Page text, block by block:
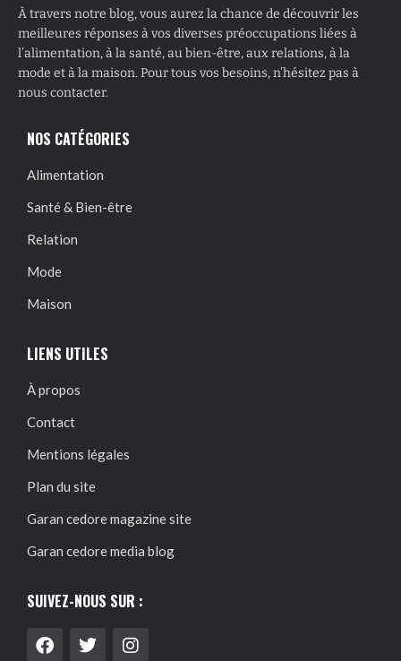
À travers notre blog, vous aurez la chance de découvrir les
meilleures réponses à vos diverses préoccupations liées à
l’alimentation, à la santé, au bien-être, aux relations, à la
mode et à la maison. Pour tous vos besoins, n’hésitez pas à
nous contacter.
NOS CATÉGORIES
Alimentation
Santé & Bien-être
Relation
Mode
Maison
LIENS UTILES
À propos
Contact
Mentions légales
Plan du site
Garan cedore magazine site
Garan cedore media blog
SUIVEZ-NOUS SUR :